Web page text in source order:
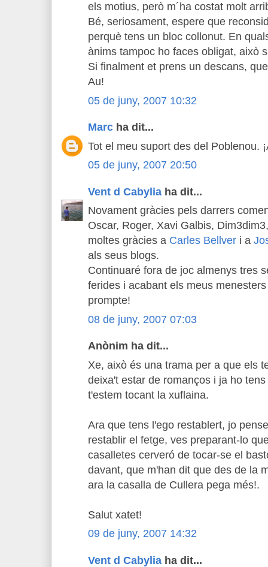
els motius, però m´ha costat molt
Bé, seriosament, espere que
perquè tens un bloc collonut. En
ànims tampoc ho faces obligat, això
Si finalment et prens un descans,
Au!
05 de juny, 2007 10:32
Marc ha dit...
Tot el meu suport des del Poblenou.
05 de juny, 2007 20:50
Vent d Cabylia ha dit...
Novament gràcies pels darrers
Oscar, Roger, Xavi Galbis,
moltes gràcies a Carles Bellver i a
als seus blogs.
Continuaré fora de joc almenys tres
ferides i acabant els meus
prompte!
08 de juny, 2007 07:03
Anònim ha dit...
Xe, això és una trama per a que els
deixa't estar de romanços i ja ho
t'estem tocant la xuflaina.
Ara que tens l'ego restablert, jo
restablir el fetge, ves preparant-lo
casalletes cerveró de tocar-se el
davant, que m'han dit que des de la
ara la casalla de Cullera pega més!.
Salut xatet!
09 de juny, 2007 14:32
Vent d Cabylia ha dit...